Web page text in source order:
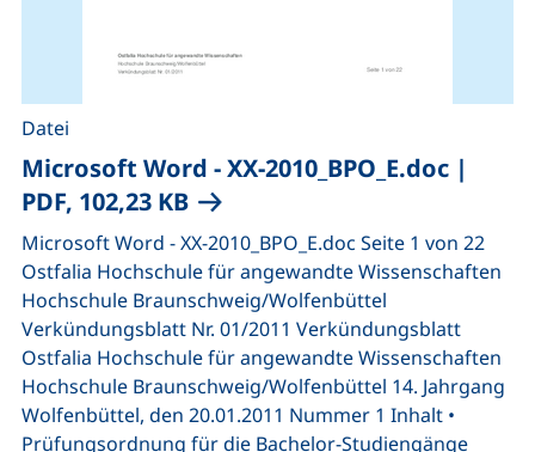
Microsoft Word - XX-2010_BPO_E.doc |
PDF, 102,23 KB(öffnet neues Fenster),
Datei
Microsoft Word - XX-2010_BPO_E.doc Seite 1 von 22
Ostfalia Hochschule für angewandte Wissenschaften
Hochschule Braunschweig/Wolfenbüttel
Verkündungsblatt Nr. 01/2011 Verkündungsblatt
Ostfalia Hochschule für angewandte Wissenschaften
Hochschule Braunschweig/Wolfenbüttel 14. Jahrgang
Wolfenbüttel, den 20.01.2011 Nummer 1 Inhalt •
Prüfungsordnung für die Bachelor-Studiengänge